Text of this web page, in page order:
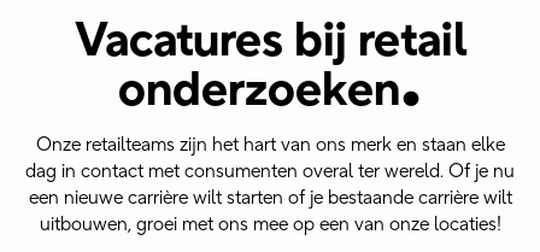
Vacatures bij retail
onderzoeken.
Onze retailteams zijn het hart van ons merk en staan elke
dag in contact met consumenten overal ter wereld. Of je nu
een nieuwe carrière wilt starten of je bestaande carrière wilt
uitbouwen, groei met ons mee op een van onze locaties!